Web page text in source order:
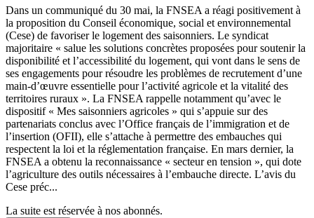
Dans un communiqué du 30 mai, la FNSEA a réagi positivement à
la proposition du Conseil économique, social et environnemental
(Cese) de favoriser le logement des saisonniers. Le syndicat
majoritaire « salue les solutions concrètes proposées pour soutenir la
disponibilité et l’accessibilité du logement, qui vont dans le sens de
ses engagements pour résoudre les problèmes de recrutement d’une
main-d’œuvre essentielle pour l’activité agricole et la vitalité des
territoires ruraux ». La FNSEA rappelle notamment qu’avec le
dispositif « Mes saisonniers agricoles » qui s’appuie sur des
partenariats conclus avec l’Office français de l’immigration et de
l’insertion (OFII), elle s’attache à permettre des embauches qui
respectent la loi et la réglementation française. En mars dernier, la
FNSEA a obtenu la reconnaissance « secteur en tension », qui dote
l’agriculture des outils nécessaires à l’embauche directe. L’avis du
Cese préc...
La suite est réservée à nos abonnés.